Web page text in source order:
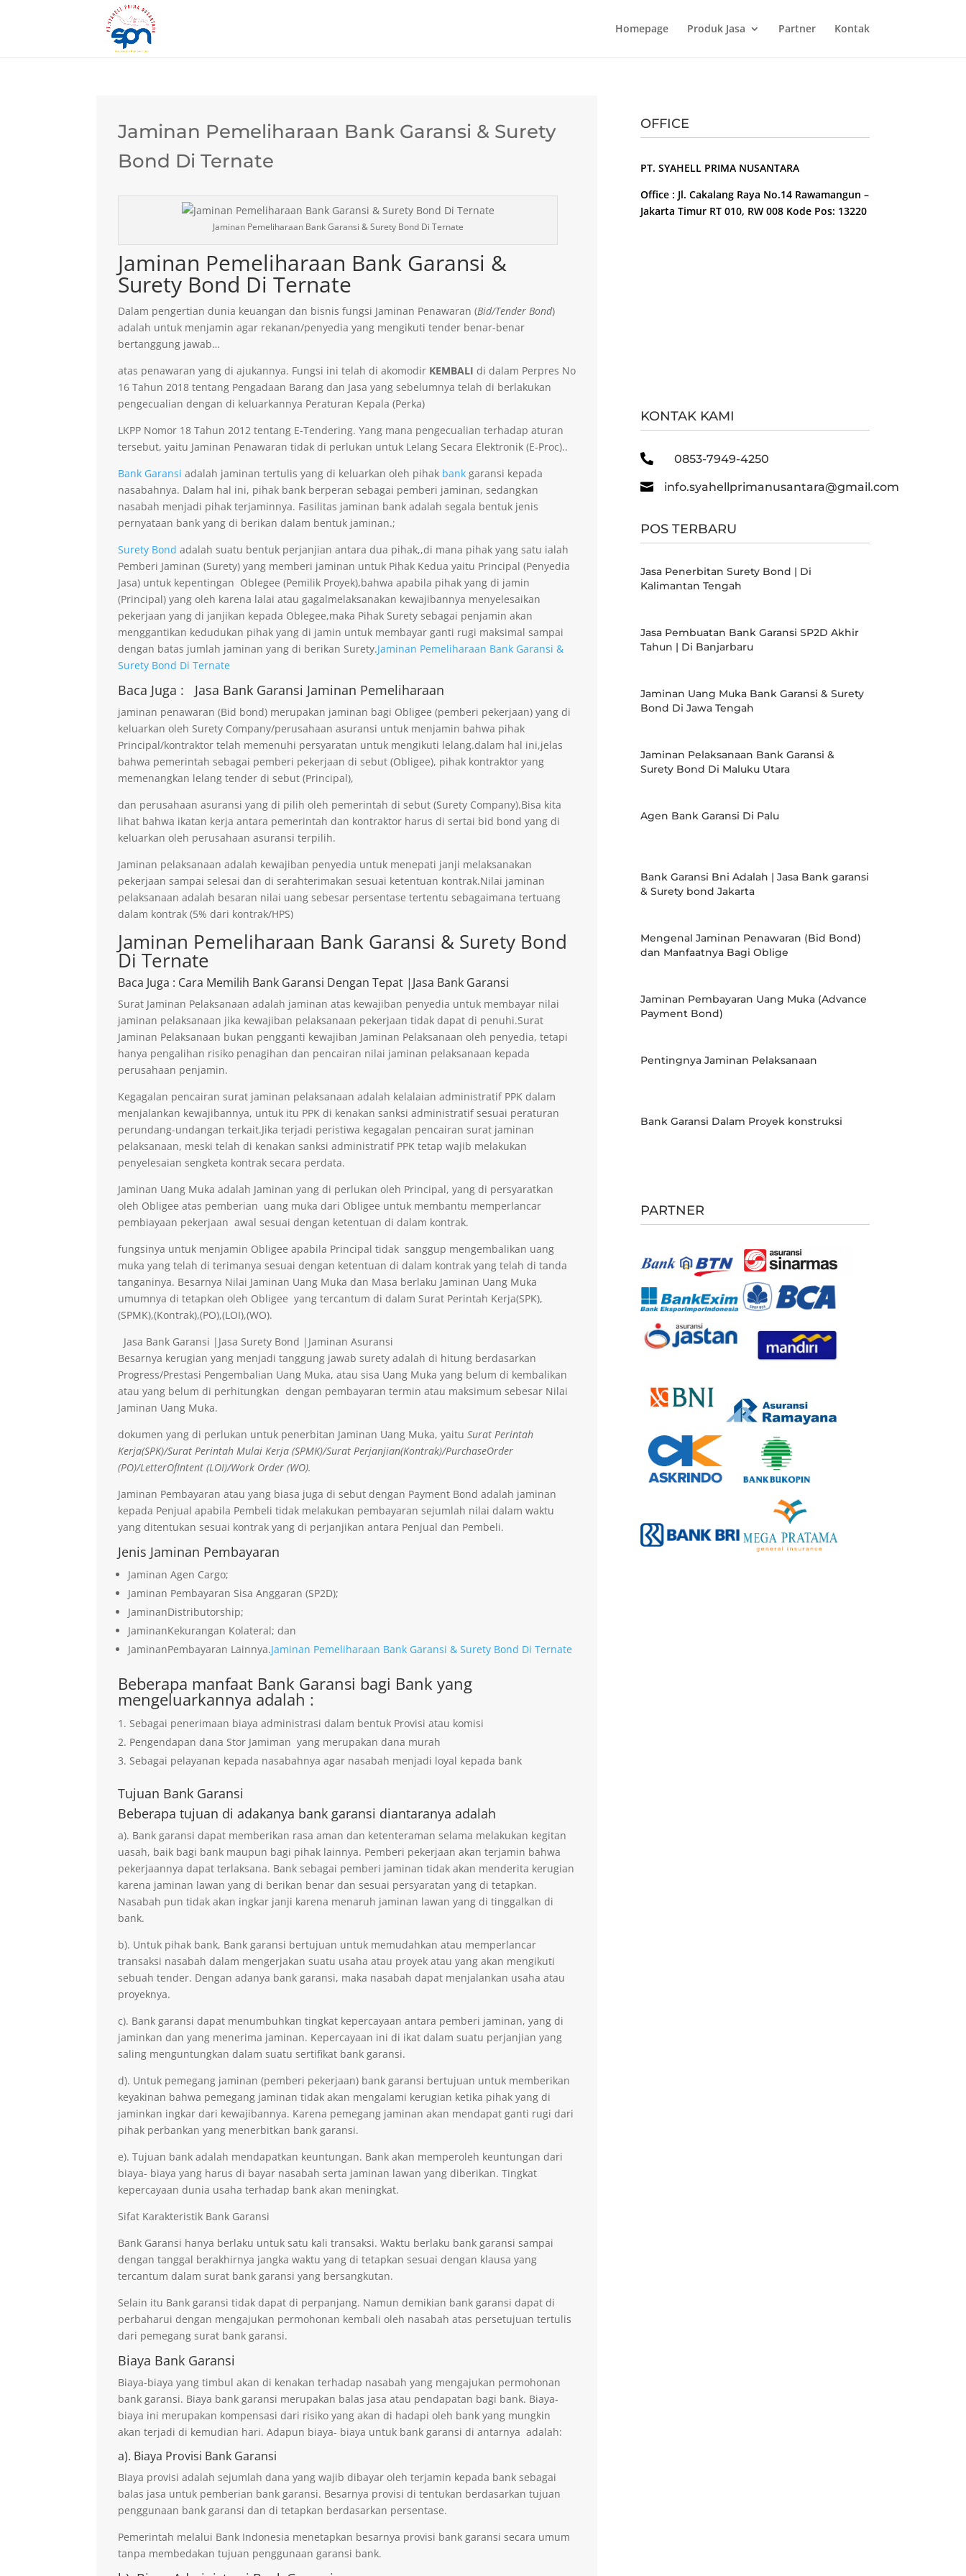
Homepage Produk Jasa Partner Kontak
Jaminan Pemeliharaan Bank Garansi & Surety
Bond Di Ternate
Jaminan Pemeliharaan Bank Garansi & Surety Bond Di Ternate
Jaminan Pemeliharaan Bank Garansi &
Surety Bond Di Ternate
Dalam pengertian dunia keuangan dan bisnis fungsi Jaminan Penawaran (Bid/Tender Bond)
adalah untuk menjamin agar rekanan/penyedia yang mengikuti tender benar-benar
bertanggung jawab…
atas penawaran yang di ajukannya. Fungsi ini telah di akomodir KEMBALI di dalam Perpres No
16 Tahun 2018 tentang Pengadaan Barang dan Jasa yang sebelumnya telah di berlakukan
pengecualian dengan di keluarkannya Peraturan Kepala (Perka)
LKPP Nomor 18 Tahun 2012 tentang E-Tendering. Yang mana pengecualian terhadap aturan
tersebut, yaitu Jaminan Penawaran tidak di perlukan untuk Lelang Secara Elektronik (E-Proc)..
Bank Garansi adalah jaminan tertulis yang di keluarkan oleh pihak bank garansi kepada
nasabahnya. Dalam hal ini, pihak bank berperan sebagai pemberi jaminan, sedangkan
nasabah menjadi pihak terjaminnya. Fasilitas jaminan bank adalah segala bentuk jenis
pernyataan bank yang di berikan dalam bentuk jaminan.;
Surety Bond adalah suatu bentuk perjanjian antara dua pihak,,di mana pihak yang satu ialah
Pemberi Jaminan (Surety) yang memberi jaminan untuk Pihak Kedua yaitu Principal (Penyedia
Jasa) untuk kepentingan Oblegee (Pemilik Proyek),bahwa apabila pihak yang di jamin
(Principal) yang oleh karena lalai atau gagalmelaksanakan kewajibannya menyelesaikan
pekerjaan yang di janjikan kepada Oblegee,maka Pihak Surety sebagai penjamin akan
menggantikan kedudukan pihak yang di jamin untuk membayar ganti rugi maksimal sampai
dengan batas jumlah jaminan yang di berikan Surety.Jaminan Pemeliharaan Bank Garansi &
Surety Bond Di Ternate
Baca Juga : Jasa Bank Garansi Jaminan Pemeliharaan
jaminan penawaran (Bid bond) merupakan jaminan bagi Obligee (pemberi pekerjaan) yang di
keluarkan oleh Surety Company/perusahaan asuransi untuk menjamin bahwa pihak
Principal/kontraktor telah memenuhi persyaratan untuk mengikuti lelang.dalam hal ini,jelas
bahwa pemerintah sebagai pemberi pekerjaan di sebut (Obligee), pihak kontraktor yang
memenangkan lelang tender di sebut (Principal),
dan perusahaan asuransi yang di pilih oleh pemerintah di sebut (Surety Company).Bisa kita
lihat bahwa ikatan kerja antara pemerintah dan kontraktor harus di sertai bid bond yang di
keluarkan oleh perusahaan asuransi terpilih.
Jaminan pelaksanaan adalah kewajiban penyedia untuk menepati janji melaksanakan
pekerjaan sampai selesai dan di serahterimakan sesuai ketentuan kontrak.Nilai jaminan
pelaksanaan adalah besaran nilai uang sebesar persentase tertentu sebagaimana tertuang
dalam kontrak (5% dari kontrak/HPS)
Jaminan Pemeliharaan Bank Garansi & Surety Bond
Di Ternate
Baca Juga : Cara Memilih Bank Garansi Dengan Tepat |Jasa Bank Garansi
Surat Jaminan Pelaksanaan adalah jaminan atas kewajiban penyedia untuk membayar nilai
jaminan pelaksanaan jika kewajiban pelaksanaan pekerjaan tidak dapat di penuhi.Surat
Jaminan Pelaksanaan bukan pengganti kewajiban Jaminan Pelaksanaan oleh penyedia, tetapi
hanya pengalihan risiko penagihan dan pencairan nilai jaminan pelaksanaan kepada
perusahaan penjamin.
Kegagalan pencairan surat jaminan pelaksanaan adalah kelalaian administratif PPK dalam
menjalankan kewajibannya, untuk itu PPK di kenakan sanksi administratif sesuai peraturan
perundang-undangan terkait.Jika terjadi peristiwa kegagalan pencairan surat jaminan
pelaksanaan, meski telah di kenakan sanksi administratif PPK tetap wajib melakukan
penyelesaian sengketa kontrak secara perdata.
Jaminan Uang Muka adalah Jaminan yang di perlukan oleh Principal, yang di persyaratkan
oleh Obligee atas pemberian uang muka dari Obligee untuk membantu memperlancar
pembiayaan pekerjaan awal sesuai dengan ketentuan di dalam kontrak.
fungsinya untuk menjamin Obligee apabila Principal tidak sanggup mengembalikan uang
muka yang telah di terimanya sesuai dengan ketentuan di dalam kontrak yang telah di tanda
tanganinya. Besarnya Nilai Jaminan Uang Muka dan Masa berlaku Jaminan Uang Muka
umumnya di tetapkan oleh Obligee yang tercantum di dalam Surat Perintah Kerja(SPK),
(SPMK),(Kontrak),(PO),(LOI),(WO).
Jasa Bank Garansi |Jasa Surety Bond |Jaminan Asuransi
Besarnya kerugian yang menjadi tanggung jawab surety adalah di hitung berdasarkan
Progress/Prestasi Pengembalian Uang Muka, atau sisa Uang Muka yang belum di kembalikan
atau yang belum di perhitungkan dengan pembayaran termin atau maksimum sebesar Nilai
Jaminan Uang Muka.
dokumen yang di perlukan untuk penerbitan Jaminan Uang Muka, yaituSurat Perintah
Kerja(SPK)/Surat Perintah Mulai Kerja (SPMK)/Surat Perjanjian(Kontrak)/PurchaseOrder
(PO)/LetterOfIntent (LOI)/Work Order (WO).
Jaminan Pembayaran atau yang biasa juga di sebut dengan Payment Bond adalah jaminan
kepada Penjual apabila Pembeli tidak melakukan pembayaran sejumlah nilai dalam waktu
yang ditentukan sesuai kontrak yang di perjanjikan antara Penjual dan Pembeli.
Jenis Jaminan Pembayaran
Jaminan Agen Cargo;
Jaminan Pembayaran Sisa Anggaran (SP2D);
JaminanDistributorship;
JaminanKekurangan Kolateral; dan
JaminanPembayaran Lainnya.Jaminan Pemeliharaan Bank Garansi & Surety Bond Di Ternate
Beberapa manfaat Bank Garansi bagi Bank yang
mengeluarkannya adalah :
Sebagai penerimaan biaya administrasi dalam bentuk Provisi atau komisi
Pengendapan dana Stor Jamiman yang merupakan dana murah
Sebagai pelayanan kepada nasabahnya agar nasabah menjadi loyal kepada bank
Tujuan Bank Garansi
Beberapa tujuan di adakanya bank garansi diantaranya adalah
a). Bank garansi dapat memberikan rasa aman dan ketenteraman selama melakukan kegitan
uasah, baik bagi bank maupun bagi pihak lainnya. Pemberi pekerjaan akan terjamin bahwa
pekerjaannya dapat terlaksana. Bank sebagai pemberi jaminan tidak akan menderita kerugian
karena jaminan lawan yang di berikan benar dan sesuai persyaratan yang di tetapkan.
Nasabah pun tidak akan ingkar janji karena menaruh jaminan lawan yang di tinggalkan di
bank.
b). Untuk pihak bank, Bank garansi bertujuan untuk memudahkan atau memperlancar
transaksi nasabah dalam mengerjakan suatu usaha atau proyek atau yang akan mengikuti
sebuah tender. Dengan adanya bank garansi, maka nasabah dapat menjalankan usaha atau
proyeknya.
c). Bank garansi dapat menumbuhkan tingkat kepercayaan antara pemberi jaminan, yang di
jaminkan dan yang menerima jaminan. Kepercayaan ini di ikat dalam suatu perjanjian yang
saling menguntungkan dalam suatu sertifikat bank garansi.
d). Untuk pemegang jaminan (pemberi pekerjaan) bank garansi bertujuan untuk memberikan
keyakinan bahwa pemegang jaminan tidak akan mengalami kerugian ketika pihak yang di
jaminkan ingkar dari kewajibannya. Karena pemegang jaminan akan mendapat ganti rugi dari
pihak perbankan yang menerbitkan bank garansi.
e). Tujuan bank adalah mendapatkan keuntungan. Bank akan memperoleh keuntungan dari
biaya- biaya yang harus di bayar nasabah serta jaminan lawan yang diberikan. Tingkat
kepercayaan dunia usaha terhadap bank akan meningkat.
Sifat Karakteristik Bank Garansi
Bank Garansi hanya berlaku untuk satu kali transaksi. Waktu berlaku bank garansi sampai
dengan tanggal berakhirnya jangka waktu yang di tetapkan sesuai dengan klausa yang
tercantum dalam surat bank garansi yang bersangkutan.
Selain itu Bank garansi tidak dapat di perpanjang. Namun demikian bank garansi dapat di
perbaharui dengan mengajukan permohonan kembali oleh nasabah atas persetujuan tertulis
dari pemegang surat bank garansi.
Biaya Bank Garansi
Biaya-biaya yang timbul akan di kenakan terhadap nasabah yang mengajukan permohonan
bank garansi. Biaya bank garansi merupakan balas jasa atau pendapatan bagi bank. Biaya-
biaya ini merupakan kompensasi dari risiko yang akan di hadapi oleh bank yang mungkin
akan terjadi di kemudian hari. Adapun biaya- biaya untuk bank garansi di antarnya adalah:
a). Biaya Provisi Bank Garansi
Biaya provisi adalah sejumlah dana yang wajib dibayar oleh terjamin kepada bank sebagai
balas jasa untuk pemberian bank garansi. Besarnya provisi di tentukan berdasarkan tujuan
penggunaan bank garansi dan di tetapkan berdasarkan persentase.
Pemerintah melalui Bank Indonesia menetapkan besarnya provisi bank garansi secara umum
tanpa membedakan tujuan penggunaan garansi bank.
OFFICE
PT. SYAHELL PRIMA NUSANTARA
Office : Jl. Cakalang Raya No.14 Rawamangun –
Jakarta Timur RT 010, RW 008 Kode Pos: 13220
KONTAK KAMI
 0853-7949-4250
 info.syahellprimanusantara@gmail.com
POS TERBARU
Jasa Penerbitan Surety Bond | Di
Kalimantan Tengah
Jasa Pembuatan Bank Garansi SP2D Akhir
Tahun | Di Banjarbaru
Jaminan Uang Muka Bank Garansi & Surety
Bond Di Jawa Tengah
Jaminan Pelaksanaan Bank Garansi &
Surety Bond Di Maluku Utara
Agen Bank Garansi Di Palu
Bank Garansi Bni Adalah | Jasa Bank garansi
& Surety bond Jakarta
Mengenal Jaminan Penawaran (Bid Bond)
dan Manfaatnya Bagi Oblige
Jaminan Pembayaran Uang Muka (Advance
Payment Bond)
Pentingnya Jaminan Pelaksanaan
Bank Garansi Dalam Proyek konstruksi
PARTNER